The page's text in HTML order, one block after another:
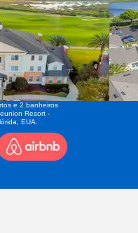
e 2 banheiros
Resort -
EUA.